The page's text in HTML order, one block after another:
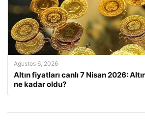
Ağustos 6, 2026
Altın fiyatları canlı 7 Nisan 2026:
ne kadar oldu?